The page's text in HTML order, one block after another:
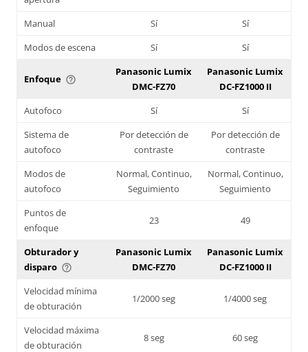
Manual
Sí
Sí
Modos de escena
Sí Sí
Enfoque help_outline
Panasonic Lumix
DMC-FZ70
Panasonic Lumix
DC-FZ1000 II
Autofoco
Sí
Sí
Sistema de
autofoco
Por detección de
contraste
Por detección de
contraste
Modos de
autofoco
Normal, Continuo,
Seguimiento
Normal, Continuo,
Seguimiento
Puntos de
enfoque
23 49
Obturador y
disparo help_outline
Panasonic Lumix
DMC-FZ70
Panasonic Lumix
DC-FZ1000 II
Velocidad mínima
de obturación
1/2000 seg 1/4000 seg
Velocidad máxima
de obturación
8 seg 60 seg